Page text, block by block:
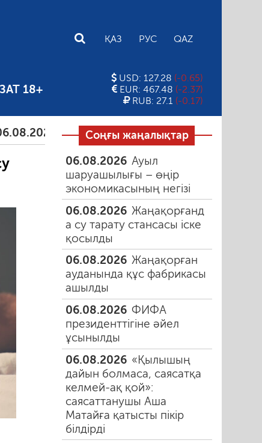
ҚАЗ РУС QAZ
18+
USD: 127.28 (-0.65)
EUR: 467.48 (-2.37)
RUB: 27.1 (-0.17)
Тамыздағы таңғы түтін 06.08.2026
Соңғы жаңалықтар
06.08.2026 Ауыл
шаруашылығы – өңір
экономикасының негізі
06.08.2026 Жаңақорғанд
а су тарату стансасы іске
қосылды
06.08.2026 Жаңақорған
ауданында құс фабрикасы
ашылды
06.08.2026 ФИФА
президенттігіне әйел
ұсынылды
06.08.2026 «Қылышың
дайын болмаса, саясатқа
келмей-ақ қой»:
саясаттанушы Аша
Матайға қатысты пікір
білдірді